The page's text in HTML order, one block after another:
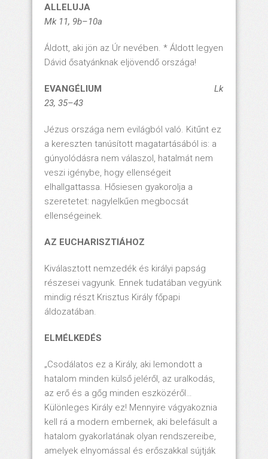
ALLELUJA
Mk 11, 9b–10a
Áldott, aki jön az Úr nevében. * Áldott legyen
Dávid ősatyánknak eljövendő országa!
EVANGÉLIUM
Lk
23, 35–43
Jézus országa nem evilágból való. Kitűnt ez
a kereszten tanúsított magatartásából is: a
gúnyolódásra nem válaszol, hatalmát nem
veszi igénybe, hogy ellenségeit
elhallgattassa. Hősiesen gyakorolja a
szeretetet: nagylelkűen megbocsát
ellenségeinek.
AZ EUCHARISZTIÁHOZ
Kiválasztott nemzedék és királyi papság
részesei vagyunk. Ennek tudatában vegyünk
mindig részt Krisztus Király főpapi
áldozatában.
ELMÉLKEDÉS
„Csodálatos ez a Király, aki lemondott a
hatalom minden külső jeléről, az uralkodás,
az erő és a gőg minden eszközéről…
Különleges Király ez! Mennyire vágyakoznia
kell rá a modern embernek, aki belefásult a
hatalom gyakorlatának olyan rendszereibe,
amelyek elnyomással és erőszakkal sújtják